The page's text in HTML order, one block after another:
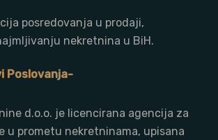
posredovanja u prodaji,
nekretnina u BiH.
Poslovanja-
d.o.o. je licencirana agencija za
u prometu nekretninama, upisana